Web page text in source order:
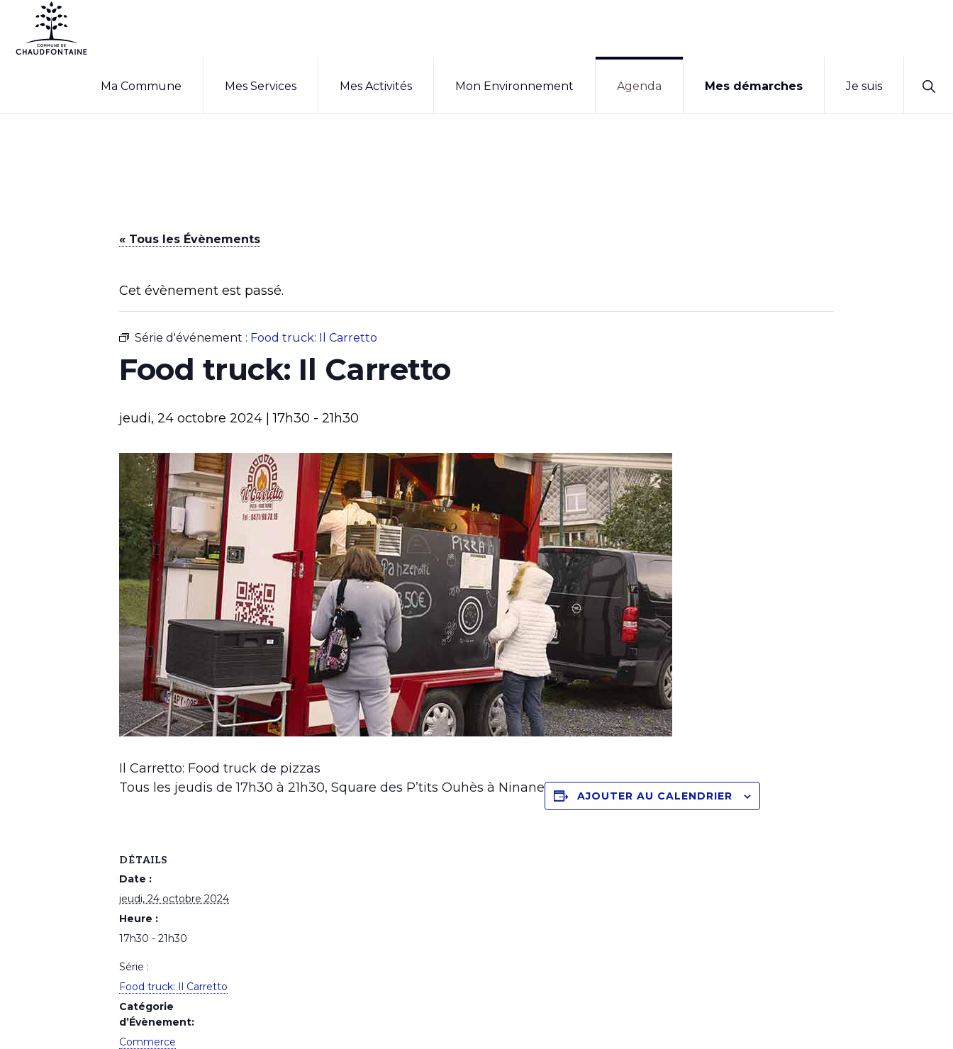
Passer
Passer
contenu
CHAUDFONTAINE
de
Ma Commune Mes Services Mes Activités Mon Environnement Agenda Mes démarches Je suis
« Tous les Évènements
Cet évènement est passé.
Série d'événement : Food truck: Il Carretto
Food truck: Il Carretto
jeudi, 24 octobre 2024 | 17h30 - 21h30
Il Carretto: Food truck de pizzas
Tous les jeudis de 17h30 à 21h30, Square des P’tits Ouhès à Ninane
AJOUTER AU CALENDRIER
DÉTAILS
Date :
jeudi, 24 octobre 2024
Heure :
17h30 - 21h30
Série :
Food truck: Il Carretto
Catégorie
d’Évènement:
Commerce